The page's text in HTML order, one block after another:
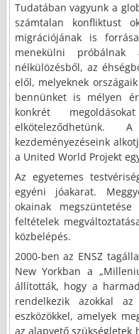
Tudatában vagyunk a
számtalan konfliktust
migrációjának is
menekülni
nélkülözésből, az
elől, melyeknek
bennünket is mélyen
konkrét
kezdeményezéseink
a United World Projekt
Az egyetemes
egyéni jóakarat.
okainak
feltételek
közbelépés.
2000-ben az ENSZ
New Yorkban a
állították, hogy a
rendelkezik azokkal
eszközökkel, amelyek
az alapvető szükségletek